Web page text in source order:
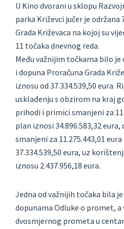
U Kino dvorani u sklopu
parka Križevci jučer je održana
Grada Križevaca na kojoj su
11 točaka dnevnog reda.
Među važnijim točkama bilo
i dopuna Proračuna Grada
iznosu od 37.334.539,50 eura.
usklađenju s obzirom na kraj
prihodi i primici smanjeni za
plan iznosi 34.896.583,32 eura,
smanjeni za 11.275.443,01
37.334.539,50 eura, uz
iznosu 2.437.956,18 eura.
Jedna od važnijih točaka bila
dopunama Odluke o promet, a
dvosmjernog prometa u